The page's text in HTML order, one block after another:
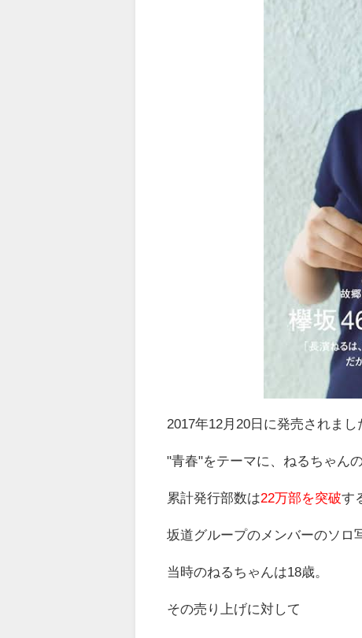
2017年12月20日に発売されまし
"青春"をテーマに、ねるちゃん
累計発行部数は22万部を突破す
坂道グループのメンバーのソロ
当時のねるちゃんは18歳。
その売り上げに対して